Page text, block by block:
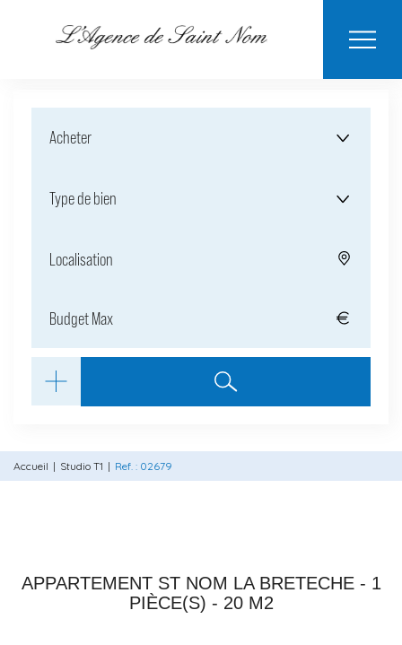
LOUER
BIENS
NOTRE
ESTIMER MON
Acheter
Type de bien
Localisation
Accueil Studio T1 Ref. : 02679
APPARTEMENT ST NOM LA BRETECHE - 1
PIÈCE(S) - 20 M2